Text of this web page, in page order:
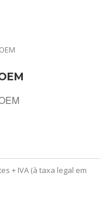
+ IVA (à taxa legal em